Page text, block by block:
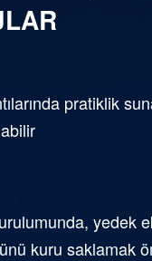
pratiklik
yedek
kuru saklamak